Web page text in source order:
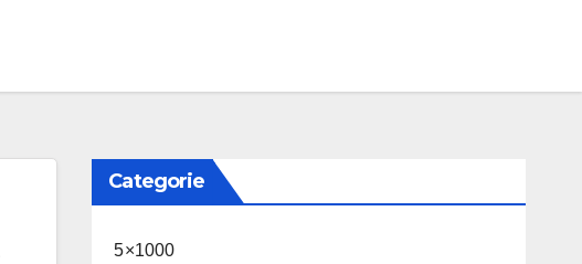
Categorie
5×1000